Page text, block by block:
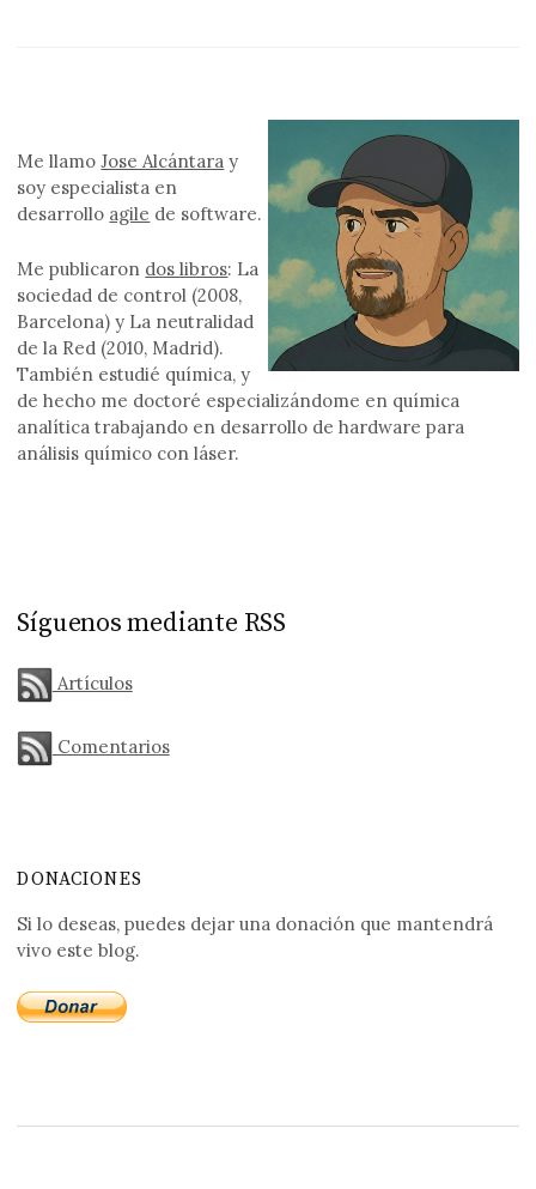
Me llamoJose Alcántara y
soy especialista en
desarrollo agile de software.
Me publicaron dos libros: La
sociedad de control (2008,
Barcelona) y La neutralidad
de la Red (2010, Madrid).
También estudié química, y
de hecho me doctoré especializándome en química
analítica trabajando en desarrollo de hardware para
análisis químico con láser.
Síguenos mediante RSS
Artículos
Comentarios
DONACIONES
Si lo deseas, puedes dejar una donación que mantendrá
vivo este blog.